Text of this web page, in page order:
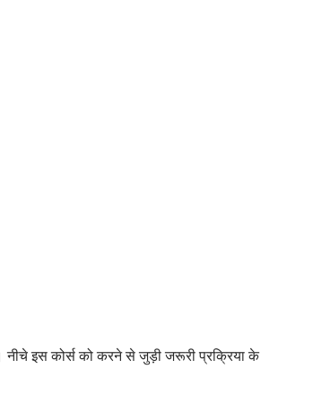
इस कोर्स को करने से जुड़ी जरूरी प्रक्रिया के